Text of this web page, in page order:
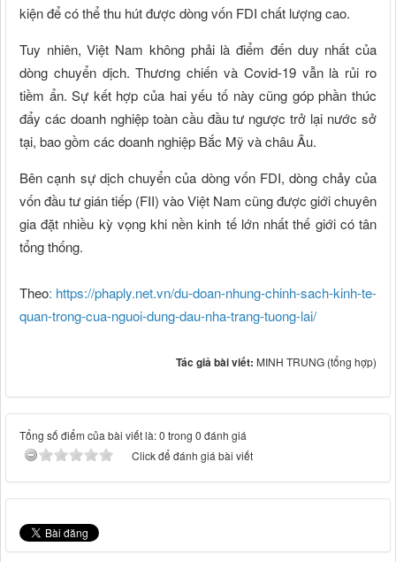
kiện để có thể thu hút được dòng vốn FDI chất lượng cao.
Tuy nhiên, Việt Nam không phải là điểm đến duy nhất của
dòng chuyển dịch. Thương chiến và Covid-19 vẫn là rủi ro
tiềm ẩn. Sự kết hợp của hai yếu tố này cũng góp phần thúc
đẩy các doanh nghiệp toàn cầu đầu tư ngược trở lại nước sở
tại, bao gồm các doanh nghiệp Bắc Mỹ và châu Âu.
Bên cạnh sự dịch chuyển của dòng vốn FDI, dòng chảy của
vốn đầu tư gián tiếp (FII) vào Việt Nam cũng được giới chuyên
gia đặt nhiều kỳ vọng khi nền kinh tế lớn nhất thế giới có tân
tổng thống.
Theo: https://phaply.net.vn/du-doan-nhung-chinh-sach-kinh-te-
quan-trong-cua-nguoi-dung-dau-nha-trang-tuong-lai/
Tác giả bài viết: MINH TRUNG (tổng hợp)
Tổng số điểm của bài viết là: 0 trong 0 đánh giá
Click để đánh giá bài viết